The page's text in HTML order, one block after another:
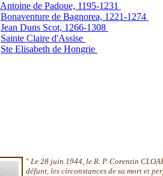
Antoine de Padoue, 1195-1231
Bonaventure de Bagnorea, 1221-1274
Jean Duns Scot, 1266-1308
Sainte Claire d'Assise
Ste Elisabeth de Hongrie
" Le 28 juin 1944, le R. P. Corentin
défunt, les circonstances de sa mort et